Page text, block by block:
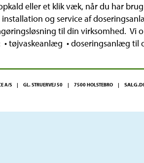
eller et klik væk, når du har
installation og service af
til din virksomhed. Vi
• tøjvaskeanlæg • doseringsanlæg til
A/S | GL. STRUERVEJ 50 | 7500 HOLSTEBRO |